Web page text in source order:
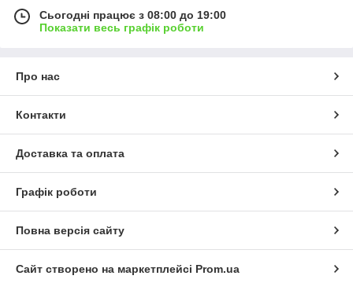
Сьогодні працює з 08:00 до 19:00
Показати весь графік роботи
Про нас
Контакти
Доставка та оплата
Графік роботи
Повна версія сайту
Сайт створено на маркетплейсі Prom.ua